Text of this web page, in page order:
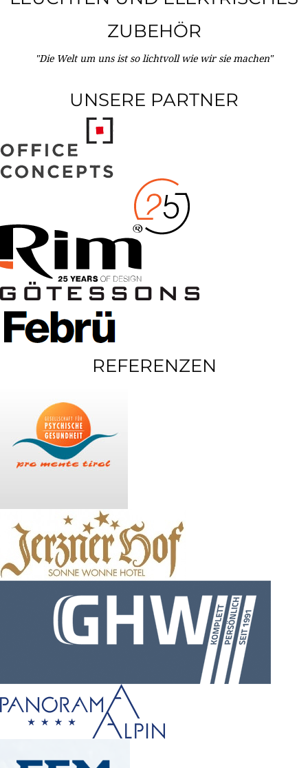
ZUBEHÖR
"Die Welt um uns ist so lichtvoll wie wir sie machen"
UNSERE PARTNER
REFERENZEN